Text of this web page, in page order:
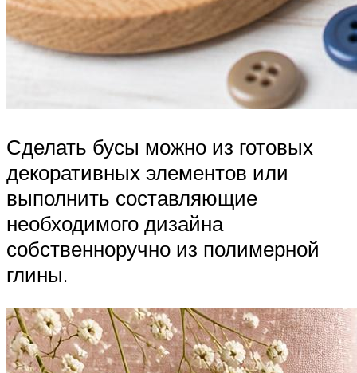
Сделать бусы можно из готовых
декоративных элементов или
выполнить составляющие
необходимого дизайна
собственноручно из полимерной
глины.